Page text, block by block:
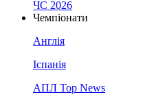
ЧС 2026
Чемпіонати
Англія
Іспанія
АПЛ Top News